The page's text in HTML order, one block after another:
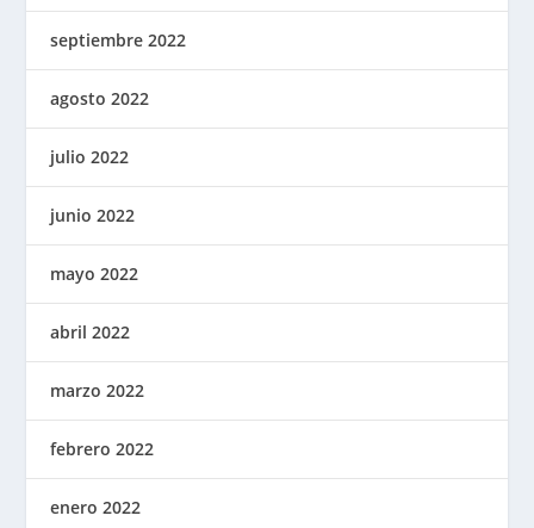
septiembre 2022
agosto 2022
julio 2022
junio 2022
mayo 2022
abril 2022
marzo 2022
febrero 2022
enero 2022